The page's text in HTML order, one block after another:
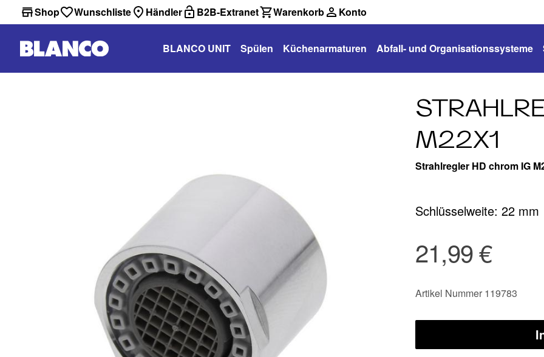
Shop Wunschliste Händler B2B-Extranet Warenkorb Konto
BLANCO UNIT Spülen Küchenarmaturen Abfall- und Organisationssysteme
M22X1
Strahlregler HD chrom IG
Schlüsselweite: 22 mm
21,99 €
Artikel Nummer 119783